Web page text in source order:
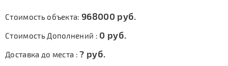
Стоимость объекта:968000 руб.
Стоимость Дополнений : 0 руб.
Доставка до места :? руб.